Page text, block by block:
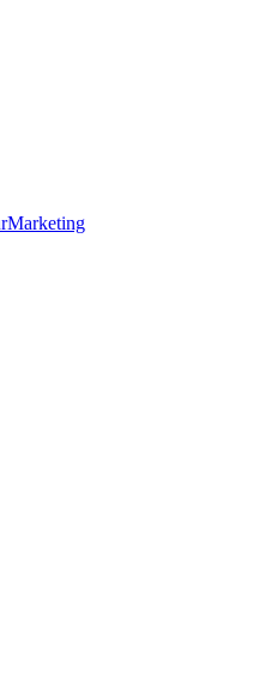
Marketing